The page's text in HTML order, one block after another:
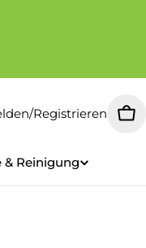
Registrieren
& Reinigung